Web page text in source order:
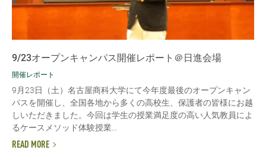
9/23オープンキャンパス開催レポート＠日進会場
開催レポート
9月23日（土）名古屋商科大学にて今年度最後のオープンキャン
パスを開催し、全国各地から多くの高校生、保護者の皆様にお越
しいただきました。今回は学生の授業満足度の高い人気教員によ
るケースメソッド体験授業...
READ MORE